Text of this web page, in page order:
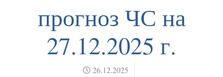
прогноз ЧС на
27.12.2025 г.
26.12.2025